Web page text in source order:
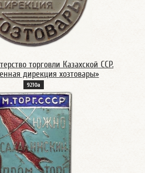
торговли Казахской ССР.
дирекция хозтовары»
9210а